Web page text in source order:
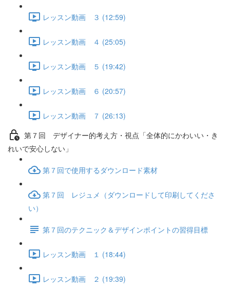
レッスン動画 ３ (12:59)
レッスン動画 ４ (25:05)
レッスン動画 ５ (19:42)
レッスン動画 ６ (20:57)
レッスン動画 ７ (26:13)
第７回 デザイナー的考え方・視点「全体的にかわいい・き
れいで安心しない」
第７回で使用するダウンロード素材
第７回 レジュメ（ダウンロードして印刷してくださ
い）
第７回のテクニック＆デザインポイントの習得目標
レッスン動画 １ (18:44)
レッスン動画 ２ (19:39)